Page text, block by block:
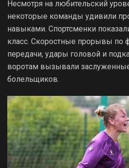
Несмотря на любительский
некоторые команды удивили
навыками. Спортсменки
класс. Скоростные прорывы по
передачи, удары головой и
воротам вызывали
болельщиков.